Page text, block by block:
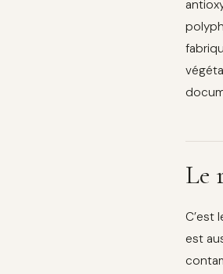
Le
C’est
est